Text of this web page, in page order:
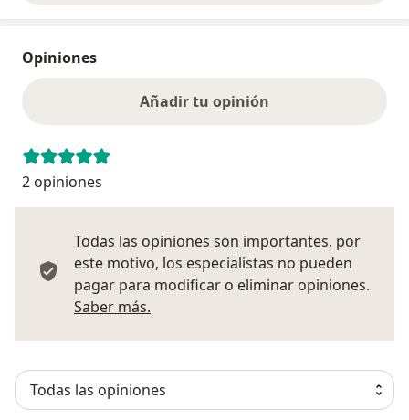
Opiniones
Añadir tu opinión
2 opiniones
Todas las opiniones son importantes, por
este motivo, los especialistas no pueden
pagar para modificar o eliminar opiniones.
Saber más.